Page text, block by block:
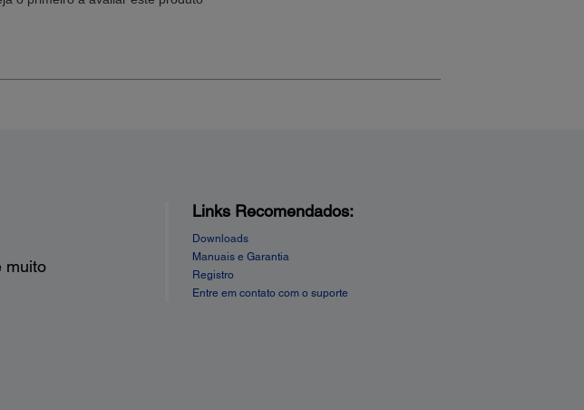
muito
Links Recomendados:
Downloads
Manuais e Garantia
Registro
Entre em contato com o suporte